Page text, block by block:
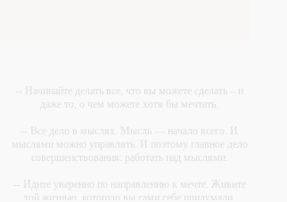
-- Начинайте делать все, что вы можете сделать – и
даже то, о чем можете хотя бы мечтать.
-- Все дело в мыслях. Мысль — начало всего. И
мыслями можно управлять. И поэтому главное дело
совершенствования: работать над мыслями.
-- Идите уверенно по направлению к мечте. Живите
той жизнью, которую вы сами себе придумали.